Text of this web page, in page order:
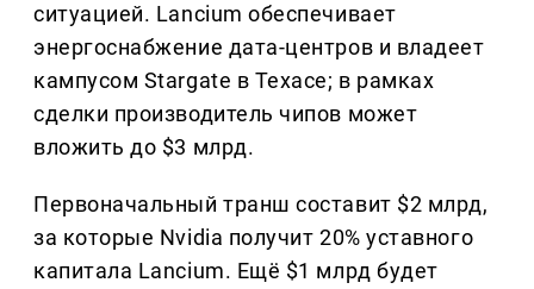
ситуацией. Lancium обеспечивает
энергоснабжение дата-центров и владеет
кампусом Stargate в Техасе; в рамках
сделки производитель чипов может
вложить до $3 млрд.
Первоначальный транш составит $2 млрд,
за которые Nvidia получит 20% уставного
капитала Lancium. Ещё $1 млрд будет